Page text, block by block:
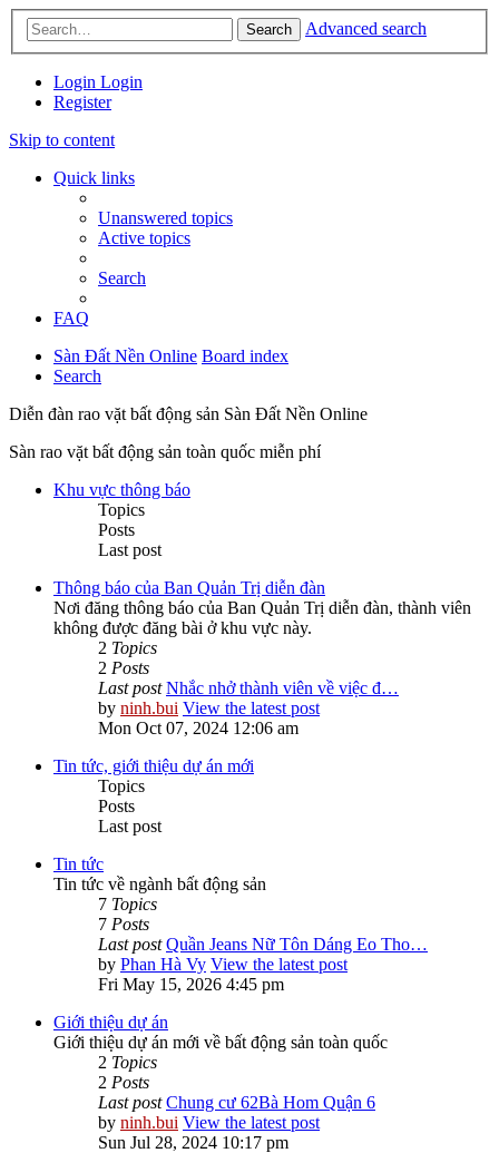
Search Advanced search
Login Login
Register
Skip to content
Quick links
Unanswered topics
Active topics
Search
FAQ
Sàn Đất Nền Online Board index
Search
Diễn đàn rao vặt bất động sản Sàn Đất Nền Online
Sàn rao vặt bất động sản toàn quốc miễn phí
Khu vực thông báo
Topics
Posts
Last post
Thông báo của Ban Quản Trị diễn đàn
Nơi đăng thông báo của Ban Quản Trị diễn đàn, thành viên
không được đăng bài ở khu vực này.
2 Topics
2 Posts
Last post Nhắc nhở thành viên về việc đ…
by ninh.bui View the latest post
Mon Oct 07, 2024 12:06 am
Tin tức, giới thiệu dự án mới
Topics
Posts
Last post
Tin tức
Tin tức về ngành bất động sản
7 Topics
7 Posts
Last post Quần Jeans Nữ Tôn Dáng Eo Tho…
by Phan Hà Vy View the latest post
Fri May 15, 2026 4:45 pm
Giới thiệu dự án
Giới thiệu dự án mới về bất động sản toàn quốc
2 Topics
2 Posts
Last post Chung cư 62Bà Hom Quận 6
by ninh.bui View the latest post
Sun Jul 28, 2024 10:17 pm